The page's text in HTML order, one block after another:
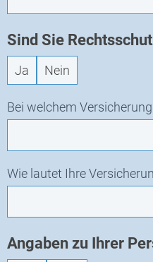
Sind Sie
Ja Nein
Bei welchem
Wie lautet Ihre
Angaben zu Ihrer